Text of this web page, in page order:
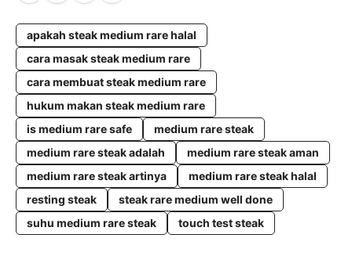
a
c
e
b
o
o
k
el
e
g
r
a
m
h
a
t
s
A
p
p
apakah steak medium rare halal
cara masak steak medium rare
cara membuat steak medium rare
hukum makan steak medium rare
is medium rare safe
medium rare steak
medium rare steak adalah
medium rare steak aman
medium rare steak artinya
medium rare steak halal
resting steak
steak rare medium well done
suhu medium rare steak
touch test steak